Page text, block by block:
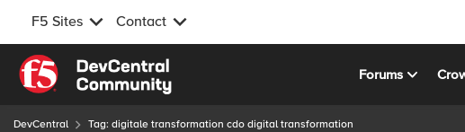
F5 Sites Contact
Skip to content
Forums
DevCentral Tag: digitale transformation cdo digital transformation